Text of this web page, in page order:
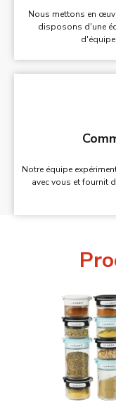
Nous mettons en
disposons d'une
Notre équipe
avec vous et fournit